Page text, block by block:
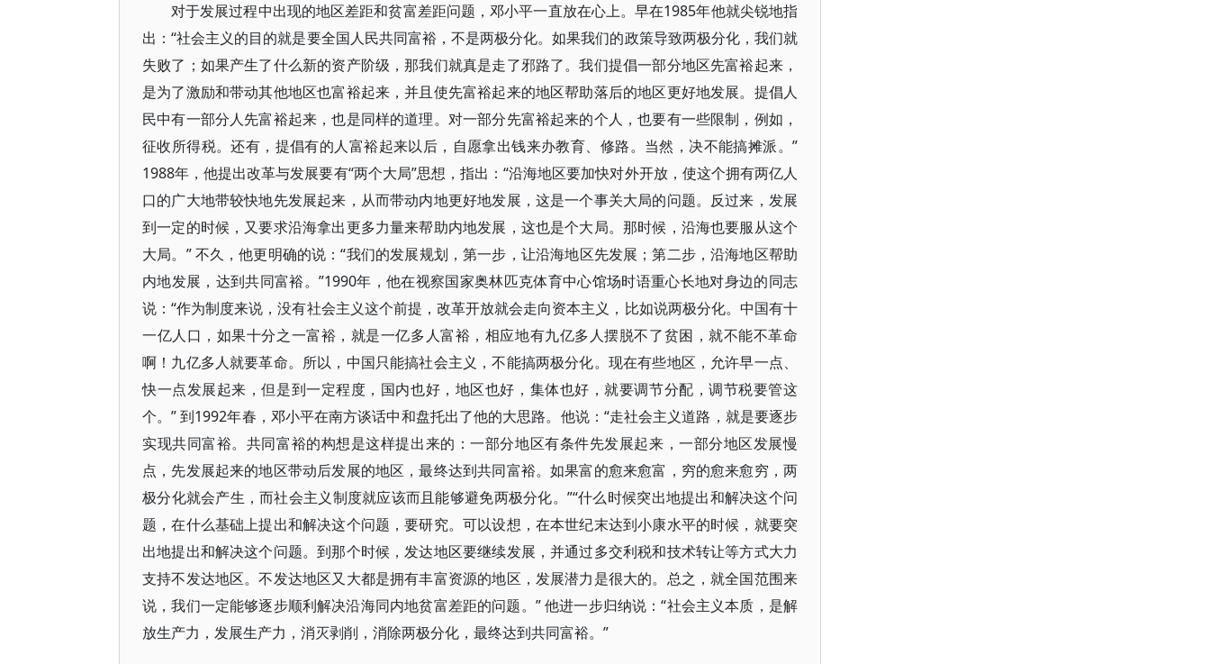
对于发展过程中出现的地区差距和贫富差距问题，邓小平一直放在心上。早在1985年他就尖锐地指
出：“社会主义的目的就是要全国人民共同富裕，不是两极分化。如果我们的政策导致两极分化，我们就
失败了；如果产生了什么新的资产阶级，那我们就真是走了邪路了。我们提倡一部分地区先富裕起来，
是为了激励和带动其他地区也富裕起来，并且使先富裕起来的地区帮助落后的地区更好地发展。提倡人
民中有一部分人先富裕起来，也是同样的道理。对一部分先富裕起来的个人，也要有一些限制，例如，
征收所得税。还有，提倡有的人富裕起来以后，自愿拿出钱来办教育、修路。当然，决不能搞摊派。”
1988年，他提出改革与发展要有“两个大局”思想，指出：“沿海地区要加快对外开放，使这个拥有两亿人
口的广大地带较快地先发展起来，从而带动内地更好地发展，这是一个事关大局的问题。反过来，发展
到一定的时候，又要求沿海拿出更多力量来帮助内地发展，这也是个大局。那时候，沿海也要服从这个
大局。” 不久，他更明确的说：“我们的发展规划，第一步，让沿海地区先发展；第二步，沿海地区帮助
内地发展，达到共同富裕。”1990年，他在视察国家奥林匹克体育中心馆场时语重心长地对身边的同志
说：“作为制度来说，没有社会主义这个前提，改革开放就会走向资本主义，比如说两极分化。中国有十
一亿人口，如果十分之一富裕，就是一亿多人富裕，相应地有九亿多人摆脱不了贫困，就不能不革命
啊！九亿多人就要革命。所以，中国只能搞社会主义，不能搞两极分化。现在有些地区，允许早一点、
快一点发展起来，但是到一定程度，国内也好，地区也好，集体也好，就要调节分配，调节税要管这
个。” 到1992年春，邓小平在南方谈话中和盘托出了他的大思路。他说：“走社会主义道路，就是要逐步
实现共同富裕。共同富裕的构想是这样提出来的：一部分地区有条件先发展起来，一部分地区发展慢
点，先发展起来的地区带动后发展的地区，最终达到共同富裕。如果富的愈来愈富，穷的愈来愈穷，两
极分化就会产生，而社会主义制度就应该而且能够避免两极分化。”“什么时候突出地提出和解决这个问
题，在什么基础上提出和解决这个问题，要研究。可以设想，在本世纪末达到小康水平的时候，就要突
出地提出和解决这个问题。到那个时候，发达地区要继续发展，并通过多交利税和技术转让等方式大力
支持不发达地区。不发达地区又大都是拥有丰富资源的地区，发展潜力是很大的。总之，就全国范围来
说，我们一定能够逐步顺利解决沿海同内地贫富差距的问题。” 他进一步归纳说：“社会主义本质，是解
放生产力，发展生产力，消灭剥削，消除两极分化，最终达到共同富裕。”